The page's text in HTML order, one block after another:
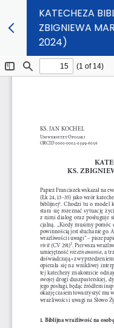
KATECHEZA
ZBIGNIEWA
2024)